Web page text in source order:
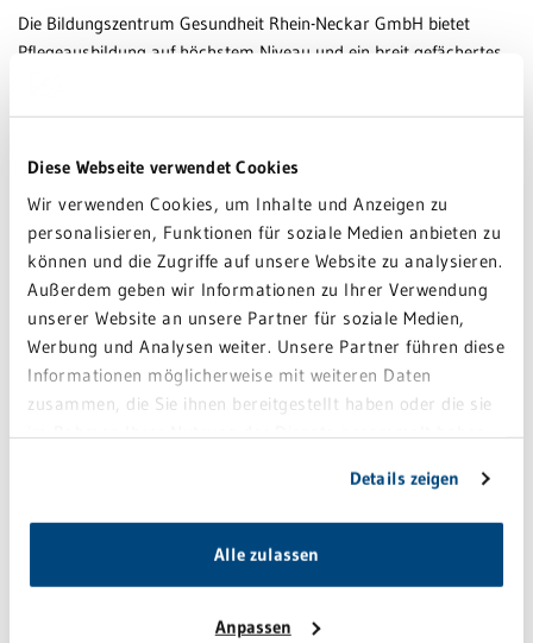
Diese Webseite verwendet Cookies
Wir verwenden Cookies, um Inhalte und Anzeigen zu
personalisieren, Funktionen für soziale Medien anbieten zu
können und die Zugriffe auf unsere Website zu analysieren.
Außerdem geben wir Informationen zu Ihrer Verwendung
unserer Website an unsere Partner für soziale Medien,
Werbung und Analysen weiter. Unsere Partner führen diese
Informationen möglicherweise mit weiteren Daten
zusammen, die Sie ihnen bereitgestellt haben oder die sie
Details zeigen
Alle zulassen
Anpassen
Die Bildungszentrum Gesundheit Rhein-Neckar GmbH bietet
Pflegeausbildung auf höchstem Niveau und ein breit gefächertes
Sinsheim und Weinheim sowie das Psychiatrische Zentrum
Nordbaden (PZN) mit seinen Außenstellen in Bruchsal,
Schwetzingen, Mosbach und Weinheim.
Die generalistischen Pflegeausbildung zur/zum Pflegefachfrau
und Pflegefachmann garantiert beste Berufschancen in einer
zukunftssicheren, wachsenden Branche mit zahlreichen
Qualifizierungs- und Weiterbildungsmöglichkeiten.
Weitere Infos unterwww.bildungszentrum-gesundheit.de
Offene Stellen finden Sie auf unserem GRN-Karriereportal